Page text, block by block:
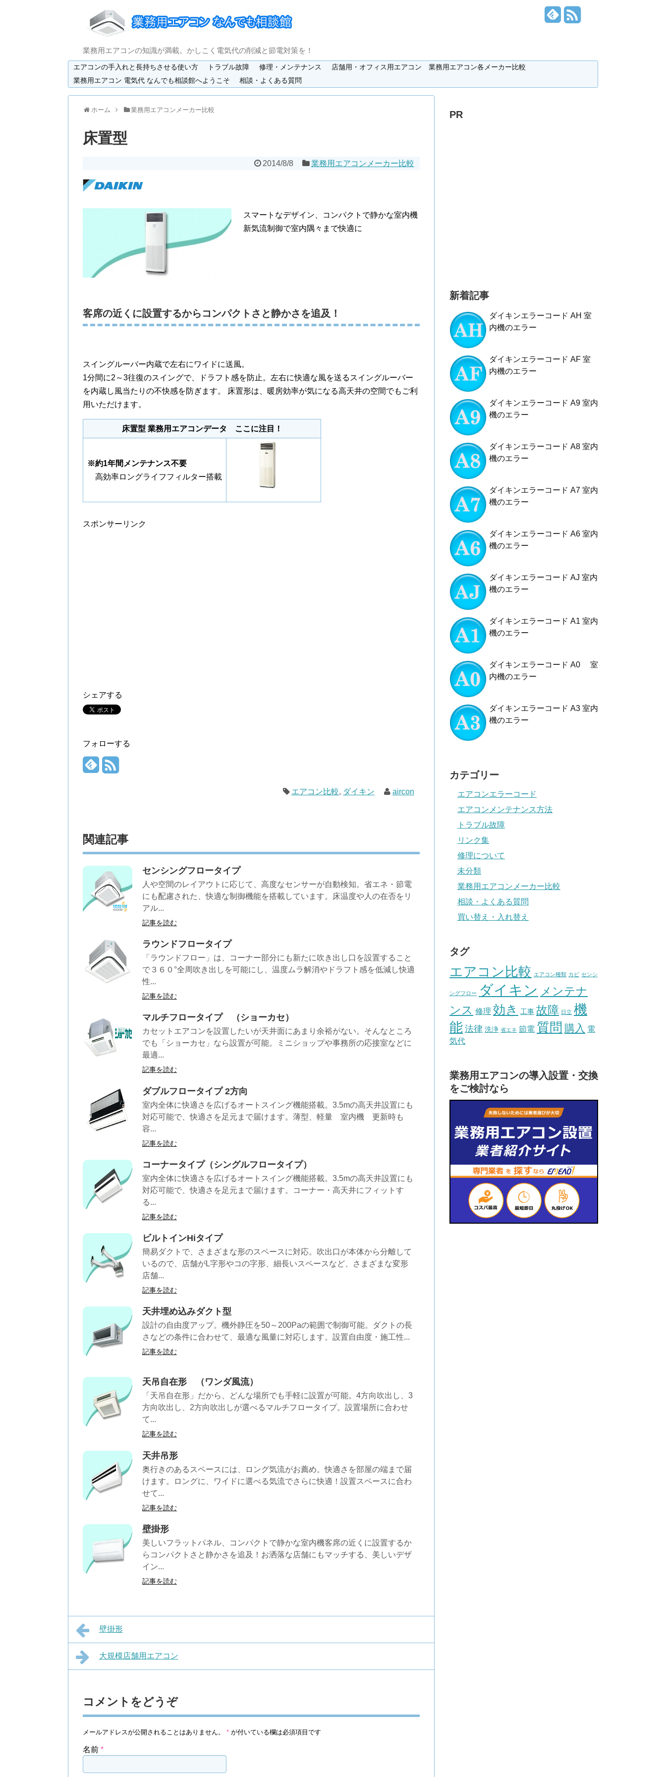
業務用エアコンの知識が満載。かしこく電気代の削減と節電対策を！
エアコンの手入れと長持ちさせる使い方 トラブル故障 修理・メンテナンス
店舗用・オフィス用エアコン 業務用エアコン各メーカー比較
業務用エアコン 電気代 なんでも相談館へようこそ
相談・よくある質問
ホーム 業務用エアコンメーカー比較
床置型
2014/8/8 業務用エアコンメーカー比較
スマートなデザイン、コンパクトで静かな室内機
新気流制御で室内隅々まで快適に
客席の近くに設置するからコンパクトさと静かさを追及！
スイングルーバー内蔵で左右にワイドに送風。
1分間に2～3往復のスイングで、ドラフト感を防止。左右に快適な風を送るスイングルーバー
を内蔵し風当たりの不快感を防ぎます。 床置形は、暖房効率が気になる高天井の空間でもご利
用いただけます。
床置型 業務用エアコンデータ ここに注目！
※約1年間メンテナンス不要
高効率ロングライフフィルター搭載
スポンサーリンク
シェアする
フォローする
エアコン比較, ダイキン aircon
関連記事
センシングフロータイプ
人や空間のレイアウトに応じて、高度なセンサーが自動検知。省エネ・節電
にも配慮された、快適な制御機能を搭載しています。床温度や人の在否をリ
アル...
記事を読む
ラウンドフロータイプ
「ラウンドフロー」は、コーナー部分にも新たに吹き出し口を設置すること
で３６０°全周吹き出しを可能にし、温度ムラ解消やドラフト感を低減し快適
性...
記事を読む
マルチフロータイプ （ショーカセ）
カセットエアコンを設置したいが天井面にあまり余裕がない。そんなところ
でも「ショーカセ」なら設置が可能。ミニショップや事務所の応接室などに
最適...
記事を読む
ダブルフロータイプ 2方向
室内全体に快適さを広げるオートスイング機能搭載。3.5mの高天井設置にも
対応可能で、快適さを足元まで届けます。薄型、軽量 室内機 更新時も
容...
記事を読む
コーナータイプ（シングルフロータイプ）
室内全体に快適さを広げるオートスイング機能搭載。3.5mの高天井設置にも
対応可能で、快適さを足元まで届けます。コーナー・高天井にフィットす
る...
記事を読む
ビルトインHiタイプ
簡易ダクトで、さまざまな形のスペースに対応。吹出口が本体から分離して
いるので、店舗がL字形やコの字形、細長いスペースなど、さまざまな変形
店舗...
記事を読む
天井埋め込みダクト型
設計の自由度アップ。機外静圧を50～200Paの範囲で制御可能。ダクトの長
さなどの条件に合わせて、最適な風量に対応します。設置自由度・施工性...
記事を読む
天吊自在形 （ワンダ風流）
「天吊自在形」だから、どんな場所でも手軽に設置が可能。4方向吹出し、3
方向吹出し、2方向吹出しが選べるマルチフロータイプ。設置場所に合わせ
て...
記事を読む
天井吊形
奥行きのあるスペースには、ロング気流がお薦め。快適さを部屋の端まで届
けます。ロングに、ワイドに選べる気流でさらに快適！設置スペースに合わ
せて...
記事を読む
壁掛形
美しいフラットパネル、コンパクトで静かな室内機客席の近くに設置するか
らコンパクトさと静かさを追及！お洒落な店舗にもマッチする、美しいデザ
イン...
記事を読む
壁掛形
大規模店舗用エアコン
コメントをどうぞ
メールアドレスが公開されることはありません。 * が付いている欄は必須項目です
名前 *
PR
新着記事
ダイキンエラーコード AH 室
内機のエラー
ダイキンエラーコード AF 室
内機のエラー
ダイキンエラーコード A9 室内
機のエラー
ダイキンエラーコード A8 室内
機のエラー
ダイキンエラーコード A7 室内
機のエラー
ダイキンエラーコード A6 室内
機のエラー
ダイキンエラーコード AJ 室内
機のエラー
ダイキンエラーコード A1 室内
機のエラー
ダイキンエラーコード A0 室
内機のエラー
ダイキンエラーコード A3 室内
機のエラー
カテゴリー
エアコンエラーコード
エアコンメンテナンス方法
トラブル故障
リンク集
修理について
未分類
業務用エアコンメーカー比較
相談・よくある質問
買い替え・入れ替え
タグ
エアコン比較 エアコン種類 カビ センシ
ングフロー ダイキン メンテナ
ンス 修理 効き 工事 故障 日立 機
能 法律 洗浄 省エネ 節電 質問 購入 電
気代
業務用エアコンの導入設置・交換
をご検討なら